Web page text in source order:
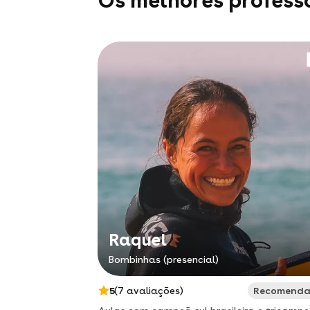
Raquel
Bombinhas (presencial)
5(7 avaliações)